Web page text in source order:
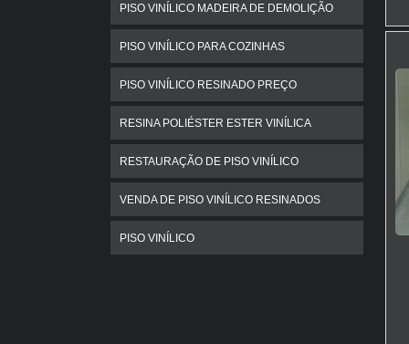
PISO VINÍLICO MADEIRA DE DEMOLIÇÃO
PISO VINÍLICO PARA COZINHAS
PISO VINÍLICO RESINADO PREÇO
RESINA POLIÉSTER ESTER VINÍLICA
RESTAURAÇÃO DE PISO VINÍLICO
VENDA DE PISO VINÍLICO RESINADOS
PISO VINÍLICO